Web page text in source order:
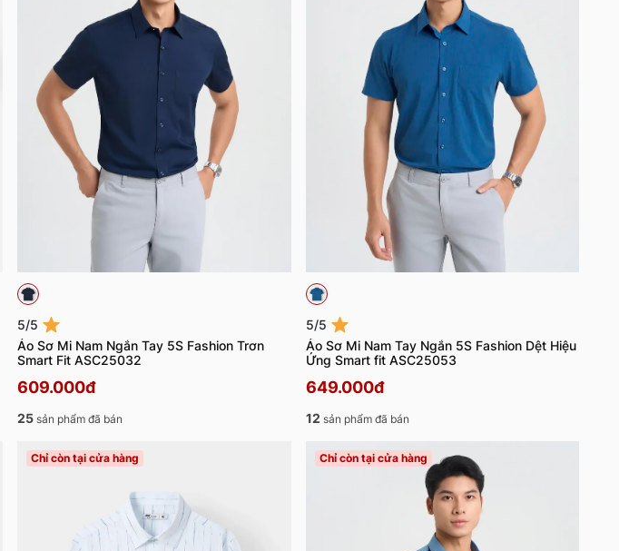
5/5
Áo Sơ Mi Nam Ngắn Tay 5S Fashion Trơn
Smart Fit ASC25032
609.000đ
25 sản phẩm đã bán
5/5
Áo Sơ Mi Nam Tay Ngắn 5S Fashion Dệt Hiệu
Ứng Smart fit ASC25053
649.000đ
12 sản phẩm đã bán
Chỉ còn tại cửa hàng Chỉ còn tại cửa hàng